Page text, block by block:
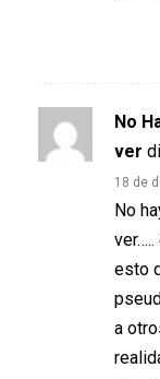
No
ver
18 de
No
esto
a